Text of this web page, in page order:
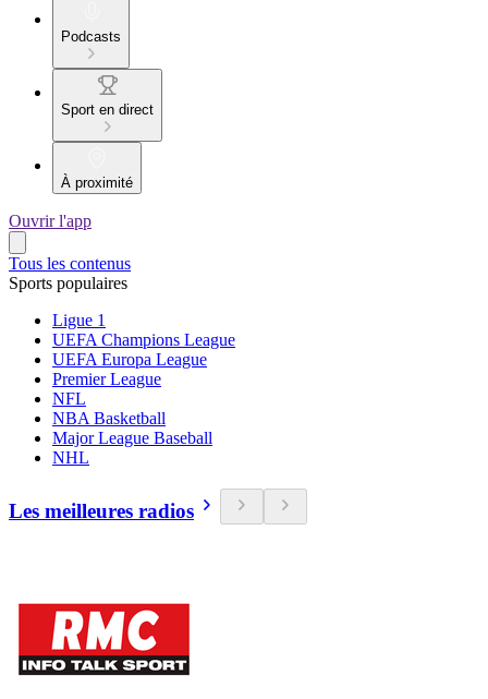
Podcasts
Sport en direct
À proximité
Ouvrir l'app
Tous les contenus
Sports populaires
Ligue 1
UEFA Champions League
UEFA Europa League
Premier League
NFL
NBA Basketball
Major League Baseball
NHL
Les meilleures radios